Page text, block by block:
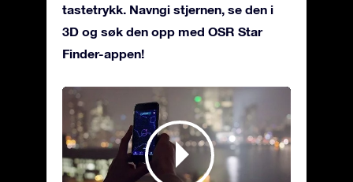
tastetrykk. Navngi stjernen, se den i
3D og søk den opp med OSR Star
Finder-appen!